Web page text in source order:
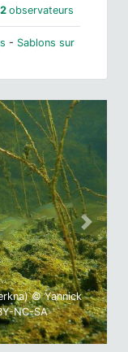
2 observateurs
- Sablons sur
© Yannick
NC-SA
Next